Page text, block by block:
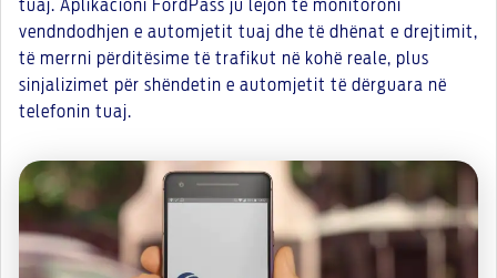
tuaj. Aplikacioni FordPass ju lejon të monitoroni
vendndodhjen e automjetit tuaj dhe të dhënat e drejtimit,
të merrni përditësime të trafikut në kohë reale, plus
sinjalizimet për shëndetin e automjetit të dërguara në
telefonin tuaj.